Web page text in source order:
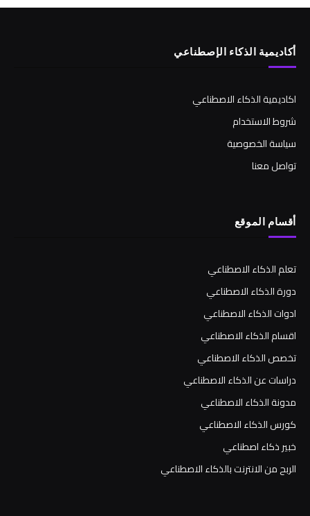
أكاديمية الذكاء الإصطناعي
اكاديمية الذكاء الاصطناعي
شروط الاستخدام
سياسة الخصوصية
تواصل معنا
أقسام الموقع
تعلم الذكاء الاصطناعي
دورة الذكاء الاصطناعي
ادوات الذكاء الاصطناعي
اقسام الذكاء الاصطناعي
تخصص الذكاء الاصطناعي
دراسات عن الذكاء الاصطناعي
مدونة الذكاء الاصطناعي
كورس الذكاء الاصطناعي
خبير ذكاء اصطناعي
الربح من الانترنت بالذكاء الاصطناعي